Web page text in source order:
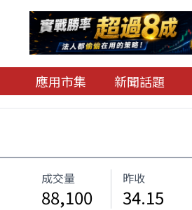
應用市集 新聞話題
成交量
88,100
昨收
34.15